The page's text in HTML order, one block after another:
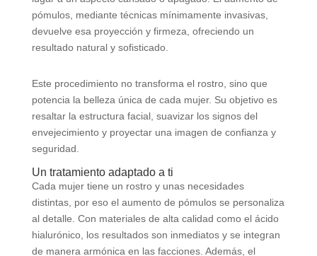
pómulos, mediante técnicas mínimamente invasivas,
devuelve esa proyección y firmeza, ofreciendo un
resultado natural y sofisticado.
Este procedimiento no transforma el rostro, sino que
potencia la belleza única de cada mujer. Su objetivo es
resaltar la estructura facial, suavizar los signos del
envejecimiento y proyectar una imagen de confianza y
seguridad.
Un tratamiento adaptado a ti
Cada mujer tiene un rostro y unas necesidades
distintas, por eso el aumento de pómulos se personaliza
al detalle. Con materiales de alta calidad como el ácido
hialurónico, los resultados son inmediatos y se integran
de manera armónica en las facciones. Además, el